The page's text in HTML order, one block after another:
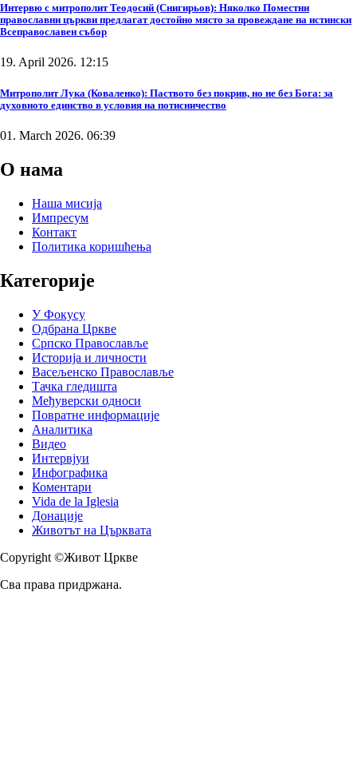
Интервю с митрополит Теодосий (Снигирьов): Няколко Поместни
православни църкви предлагат достойно място за провеждане на истински
Всеправославен събор
19. April 2026. 12:15
Митрополит Лука (Коваленко): Паството без покрив, но не без Бога: за
духовното единство в условия на потисничество
01. March 2026. 06:39
О нама
Наша мисија
Импресум
Контакт
Политика коришћења
Категорије
У Фокусу
Одбрана Цркве
Српско Православље
Историја и личности
Васељенско Православље
Тачка гледишта
Међуверски односи
Повратне информације
Аналитика
Видео
Интервјуи
Инфографика
Коментари
Vida de la Iglesia
Донације
Животът на Църквата
Copyright ©Живот Цркве
Сва права придржана.